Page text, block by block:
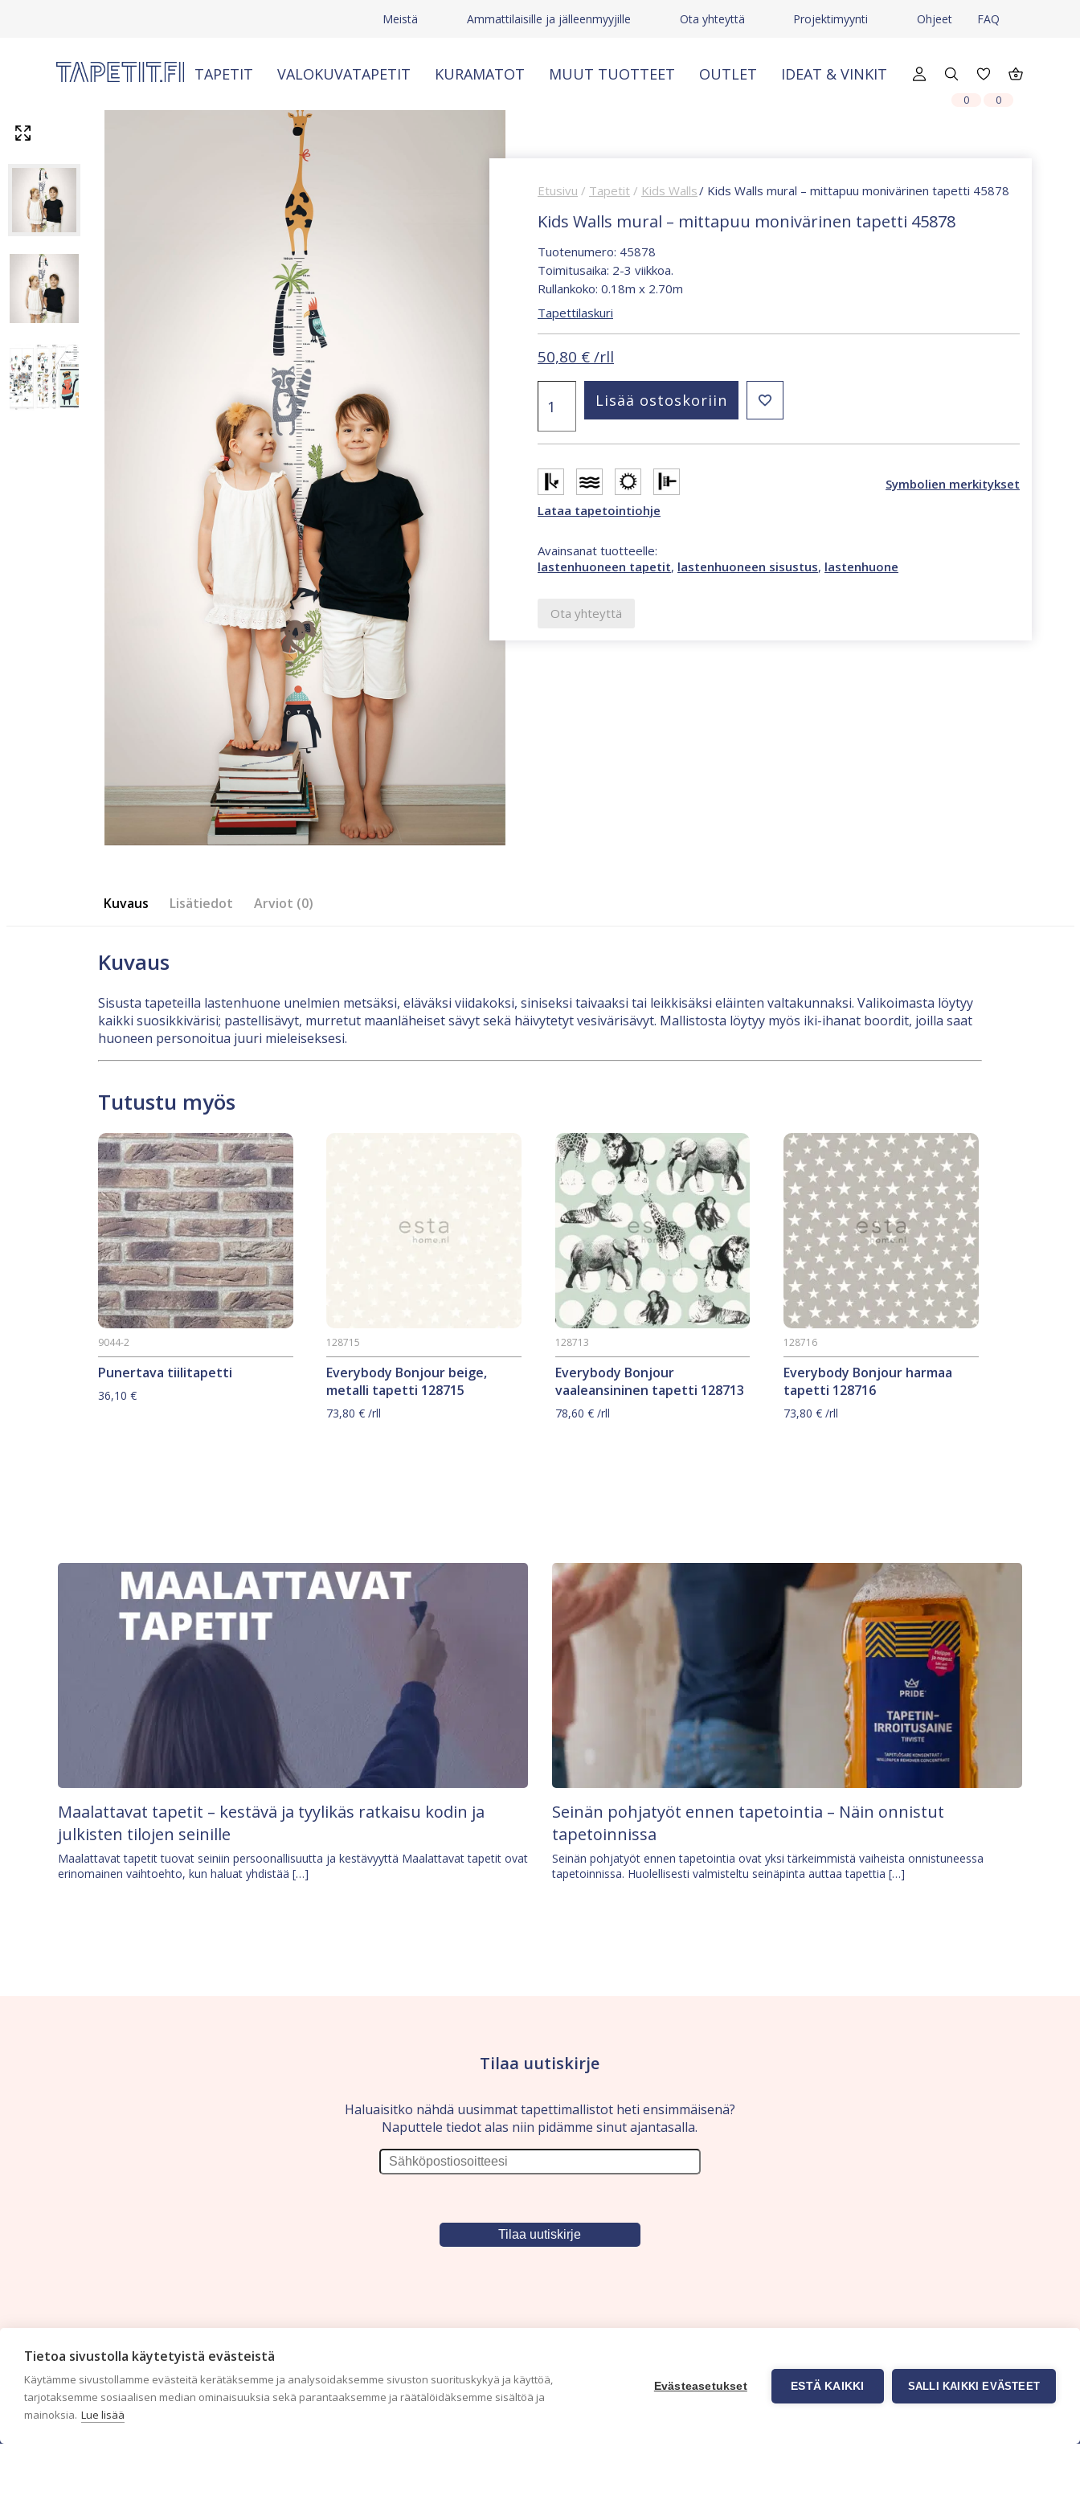
Tietoa sivustolla käytetyistä evästeistä
Käytämme sivustollamme evästeitä kerätäksemme ja analysoidaksemme sivuston suorituskykyä ja käyttöä,
tarjotaksemme sosiaalisen median ominaisuuksia sekä parantaaksemme ja räätälöidäksemme sisältöä ja
mainoksia. Lue lisää
Evästeasetukset ESTÄ KAIKKI SALLI KAIKKI EVÄSTEET
Meistä Ammattilaisille ja jälleenmyyjille Ota yhteyttä Projektimyynti Ohjeet FAQ
TAPETIT VALOKUVATAPETIT KURAMATOT MUUT TUOTTEET OUTLET IDEAT & VINKIT
0 0
Etusivu / Tapetit / Kids Walls/ Kids Walls mural – mittapuu monivärinen tapetti 45878
Kids Walls mural – mittapuu monivärinen tapetti 45878
Tuotenumero: 45878
Toimitusaika: 2-3 viikkoa.
Rullankoko: 0.18m x 2.70m
Tapettilaskuri
50,80 € /rll
Walls
-
monivärinen
tapetti
määrä
Lisää ostoskoriin
Symbolien merkitykset
Lataa tapetointiohje
Avainsanat tuotteelle:
lastenhuoneen tapetit, lastenhuoneen sisustus, lastenhuone
Ota yhteyttä
Kuvaus Lisätiedot Arviot (0)
Kuvaus
Sisusta tapeteilla lastenhuone unelmien metsäksi, eläväksi viidakoksi, siniseksi taivaaksi tai leikkisäksi eläinten valtakunnaksi. Valikoimasta löytyy
kaikki suosikkivärisi; pastellisävyt, murretut maanläheiset sävyt sekä häivytetyt vesivärisävyt. Mallistosta löytyy myös iki-ihanat boordit, joilla saat
huoneen personoitua juuri mieleiseksesi.
Tutustu myös
Punertava tiilitapetti
9044-2
36,10 €
Everybody Bonjour beige,
metalli tapetti 128715
128715
73,80€ /rll
Everybody Bonjour
vaaleansininen tapetti 128713
128713
78,60 €/rll
Everybody Bonjour harmaa
tapetti 128716
128716
73,80€ /rll
Maalattavat tapetit – kestävä ja tyylikäs ratkaisu kodin ja
julkisten tilojen seinille
Maalattavat tapetit tuovat seiniin persoonallisuutta ja kestävyyttä Maalattavat tapetit ovat
erinomainen vaihtoehto, kun haluat yhdistää […]
Seinän pohjatyöt ennen tapetointia – Näin onnistut
tapetoinnissa
Seinän pohjatyöt ennen tapetointia ovat yksi tärkeimmistä vaiheista onnistuneessa
tapetoinnissa. Huolellisesti valmisteltu seinäpinta auttaa tapettia […]
Tilaa uutiskirje
Haluaisitko nähdä uusimmat tapettimallistot heti ensimmäisenä?
Naputtele tiedot alas niin pidämme sinut ajantasalla.